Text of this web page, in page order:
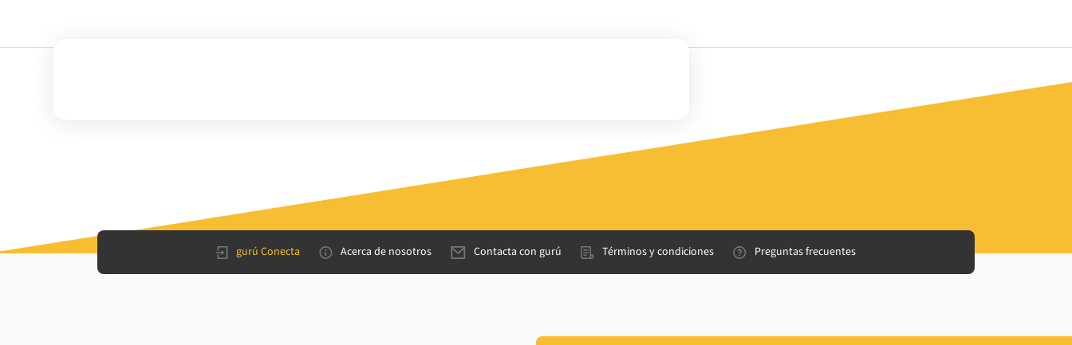
gurú Conecta Acerca de nosotros Contacta con gurú Términos y condiciones Preguntas frecuentes